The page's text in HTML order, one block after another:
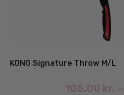
KONG Signature Throw M/L
105.00 kr.